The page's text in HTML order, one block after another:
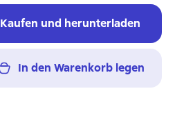
Kaufen und herunterladen
In den Warenkorb legen